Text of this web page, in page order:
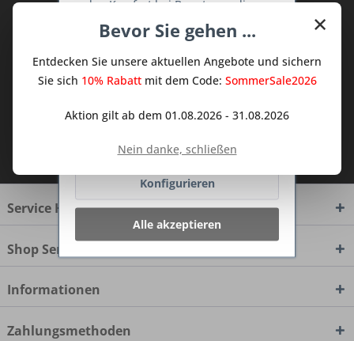
TraumKüche Newsletter und verpassen
Sie keine Neuigkeit oder Aktion mehr aus
dem Traum Küchen - Shop.
Ich habe die
Datenschutzbestimmungen
Service Hotline
Shop Service
Informationen
Zahlungsmethoden
×
Bevor Sie gehen ...
Entdecken Sie unsere aktuellen Angebote und sichern
Sie sich 10% Rabattmit dem Code: SommerSale2026
Aktion gilt ab dem 01.08.2026 - 31.08.2026
Nein danke, schließen
den Komfort bei Benutzung dieser
dienen oder die Interaktion mit
Netzwerken vereinfachen sollen,
werden nur mit Ihrer Zustimmung
Ablehnen
Konfigurieren
Alle akzeptieren